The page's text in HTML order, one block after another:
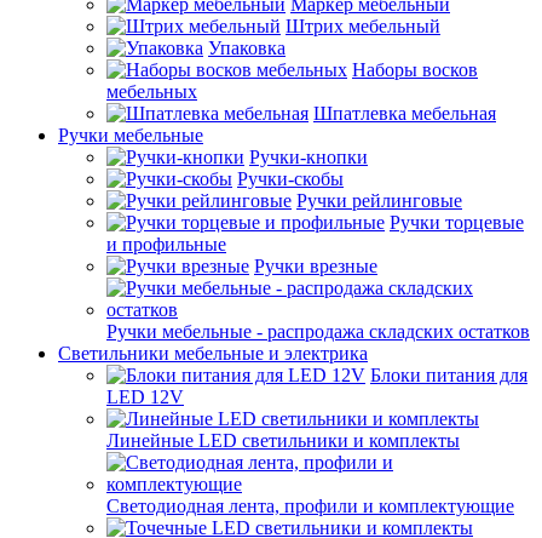
Маркер мебельный
Штрих мебельный
Упаковка
Наборы восков
мебельных
Шпатлевка мебельная
Ручки мебельные
Ручки-кнопки
Ручки-скобы
Ручки рейлинговые
Ручки торцевые
и профильные
Ручки врезные
Ручки мебельные - распродажа складских остатков
Светильники мебельные и электрика
Блоки питания для
LED 12V
Линейные LED светильники и комплекты
Светодиодная лента, профили и комплектующие